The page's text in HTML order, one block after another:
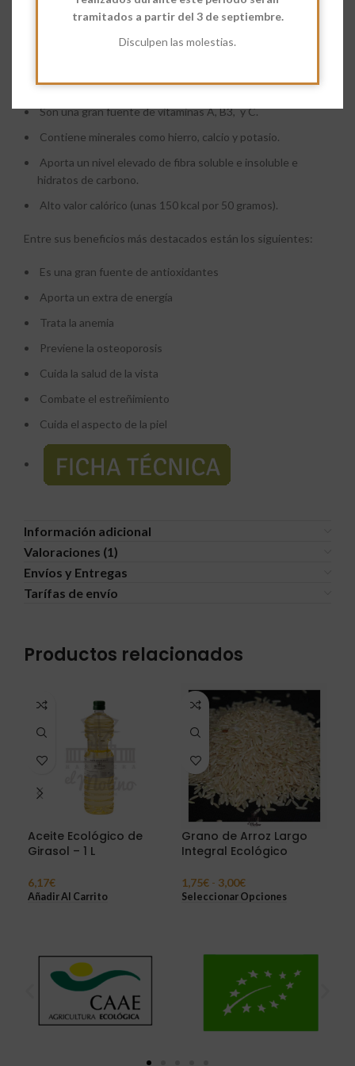
tramitados a partir del 3 de septiembre.
Disculpen las molestias.
Además de usarse en muchos postres y recetas, los
Son una gran fuente de vitaminas A, B3, y C.
Contiene minerales como hierro, calcio y potasio.
Aporta un nivel elevado de fibra soluble e insoluble e
hidratos de carbono.
Alto valor calórico (unas 150 kcal por 50 gramos).
Entre sus beneficios más destacados están los siguientes:
Es una gran fuente de antioxidantes
Aporta un extra de energía
Trata la anemia
Previene la osteoporosis
Cuida la salud de la vista
Combate el estreñimiento
Cuida el aspecto de la piel
Información adicional
Valoraciones (1)
Envíos y Entregas
Tarífas de envío
Productos relacionados
Aceite Ecológico de
Girasol – 1 L
6,17€
Añadir Al Carrito
Grano de Arroz Largo
Integral Ecológico
1,75€ - 3,00€
Seleccionar Opciones